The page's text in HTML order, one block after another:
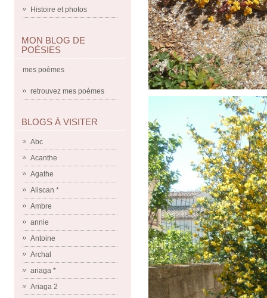
Histoire et photos
MON BLOG DE
POÉSIES
mes poèmes
retrouvez mes poèmes
BLOGS À VISITER
Abc
Acanthe
Agathe
Aliscan *
Ambre
annie
Antoine
Archal
ariaga *
Ariaga 2